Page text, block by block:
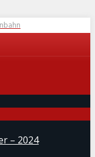
– 2024